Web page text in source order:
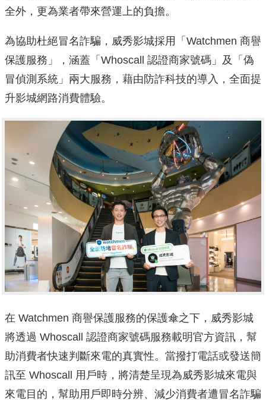
全外，更為業者帶來營運上的負擔。
為協助杜絕冒名詐騙，威秀影城採用「Watchmen 商譽
保護服務」，涵蓋「Whoscall 認證商家號碼」及「偽
冒偵測系統」兩大服務，藉由防詐科技的導入，全面提
升影城網路消費體驗。
在 Watchmen 商譽保護服務的保護傘之下，威秀影城
將透過 Whoscall 認證商家號碼服務載明官方資訊，幫
助消費者快速判斷來電的真實性。當撥打電話或發送簡
訊至 Whoscall 用戶時，將清楚呈現為威秀影城來電與
來電目的，幫助用戶即時分辨、減少消費者遭冒名詐騙